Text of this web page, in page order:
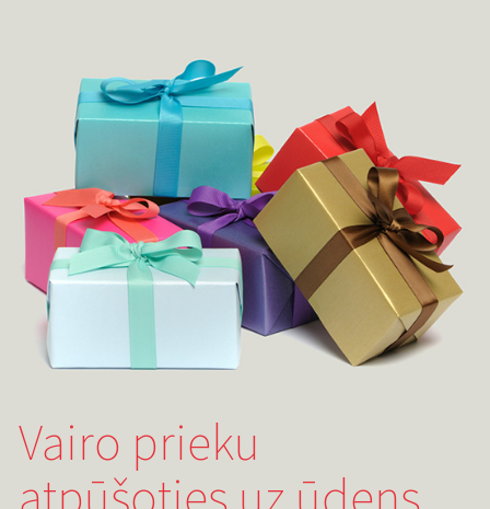
Vairo prieku